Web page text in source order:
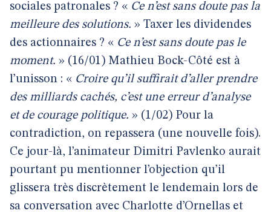
sociales patronales ? « Ce n’est sans doute pas la
meilleure des solutions. » Taxer les dividendes
des actionnaires ? « Ce n’est sans doute pas le
moment. » (16/01) Mathieu Bock-Côté est à
l’unisson : « Croire qu’il suffirait d’aller prendre
des milliards cachés, c’est une erreur d’analyse
et de courage politique. » (1/02) Pour la
contradiction, on repassera (une nouvelle fois).
Ce jour-là, l’animateur Dimitri Pavlenko aurait
pourtant pu mentionner l’objection qu’il
glissera très discrètement le lendemain lors de
sa conversation avec Charlotte d’Ornellas et